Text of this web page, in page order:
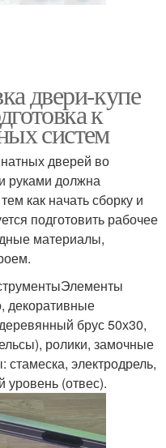
двери-купе
к
систем
дверей во
руками должна
как начать сборку и
подготовить рабочее
материалы,
декоративные
брус 50х30,
ролики, замочные
стамеска, электродрель,
уровень (отвес).